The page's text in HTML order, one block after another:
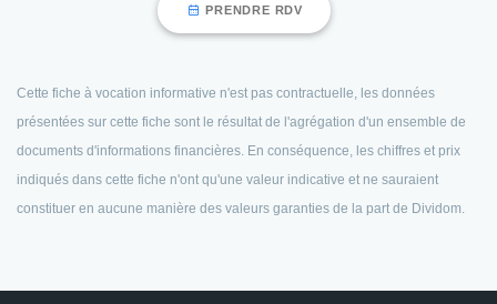
PRENDRE RDV
Cette fiche à vocation informative n'est pas contractuelle, les données
présentées sur cette fiche sont le résultat de l'agrégation d'un ensemble de
documents d'informations financières. En conséquence, les chiffres et prix
indiqués dans cette fiche n'ont qu'une valeur indicative et ne sauraient
constituer en aucune manière des valeurs garanties de la part de Dividom.